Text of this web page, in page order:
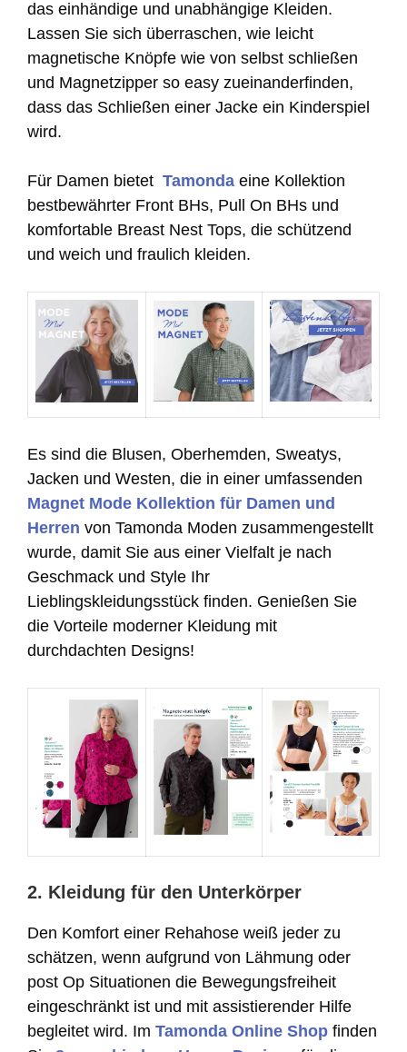
das einhändige und unabhängige Kleiden.
Lassen Sie sich überraschen, wie leicht
magnetische Knöpfe wie von selbst schließen
und Magnetzipper so easy zueinanderfinden,
dass das Schließen einer Jacke ein Kinderspiel
wird.
Für Damen bietet Tamonda eine Kollektion
bestbewährter Front BHs, Pull On BHs und
komfortable Breast Nest Tops, die schützend
und weich und fraulich kleiden.
Es sind die Blusen, Oberhemden, Sweatys,
Jacken und Westen, die in einer umfassenden
Magnet Mode Kollektion für Damen und
Herren von Tamonda Moden zusammengestellt
wurde, damit Sie aus einer Vielfalt je nach
Geschmack und Style Ihr
Lieblingskleidungsstück finden. Genießen Sie
die Vorteile moderner Kleidung mit
durchdachten Designs!
2. Kleidung für den Unterkörper
Den Komfort einer Rehahose weiß jeder zu
schätzen, wenn aufgrund von Lähmung oder
post Op Situationen die Bewegungsfreiheit
eingeschränkt ist und mit assistierender Hilfe
begleitet wird. Im Tamonda Online Shop finden